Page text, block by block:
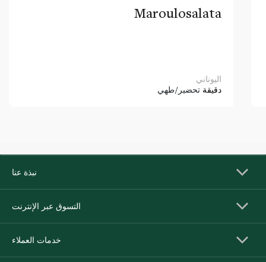
Maroulosalata
اليوناني
دقيقة تحضير/طهي
نبذة عنا
التسوق عبر الإنترنت
خدمات العملاء